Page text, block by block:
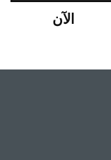
الآن